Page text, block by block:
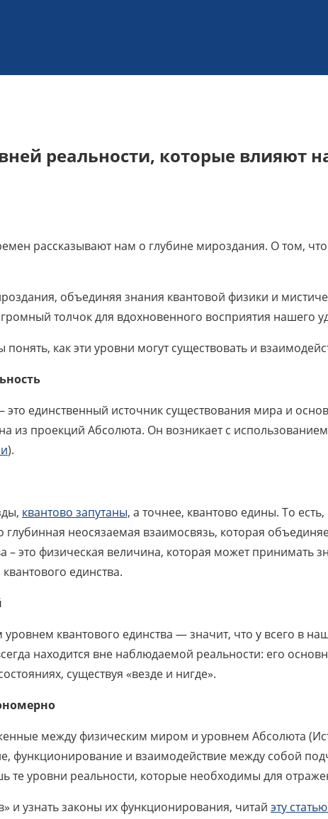
реальности, которые влияют
рассказывают нам о глубине мироздания. О том,
объединяя знания квантовой физики и
толчок для вдохновенного восприятия нашего
как эти уровни могут существовать и
– это единственный источник существования мира и
проекций Абсолюта. Он возникает с использованием
).
квантово запутаны, а точнее, квантово едины. То
глубинная неосязаемая взаимосвязь, которая
– это физическая величина, которая может принимать
единства.
квантового единства — значит, что у всего в
находится вне наблюдаемой реальности: его
существуя «везде и нигде».
между физическим миром и уровнем Абсолюта
функционирование и взаимодействие между собой
уровни реальности, которые необходимы для
и узнать законы их функционирования, читай эту